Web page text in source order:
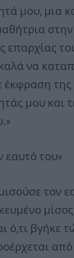
μου, μια
επαρχίας
να
έκφραση της
μου και
εαυτό του»
τον
ό,τι βγήκε